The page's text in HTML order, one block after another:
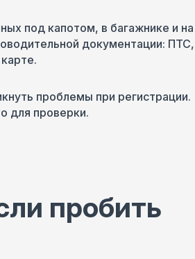
под капотом, в багажнике и на
документации: ПТС,
проблемы при регистрации.
для проверки.
пробить